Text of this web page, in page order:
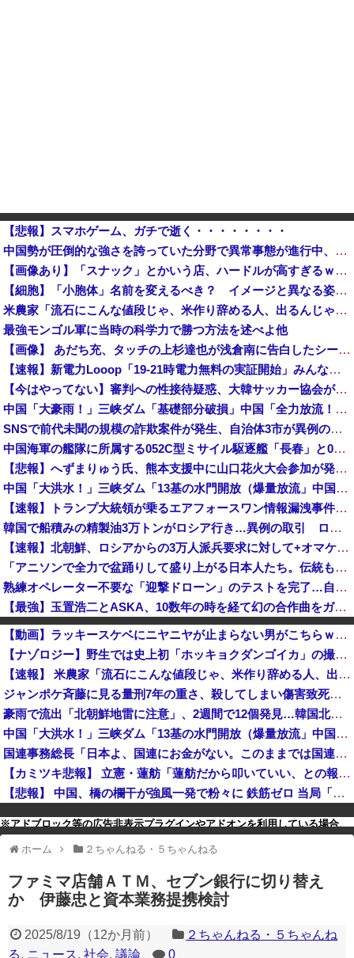
【悲報】スマホゲーム、ガチで逝く・・・・・・・・
中国勢が圧倒的な強さを誇っていた分野で異常事態が進行中、日本勢が3人も準決勝に進む一方で中国勢が……
【画像あり】「スナック」とかいう店、ハードルが高すぎるｗｗｗｗｗｗｗ
【細胞】「小胞体」名前を変えるべき？ イメージと異なる姿、「理解に支障」
米農家「流石にこんな値段じゃ、米作り辞める人、出るんじゃないかなあ？？」
最強モンゴル軍に当時の科学力で勝つ方法を述べよ他
【画像】 あだち充、タッチの上杉達也が浅倉南に告白したシーンを完全再現ｗｗｗｗｗｗｗ
【速報】新電力Looop「19-21時電力無料の実証開始」みんなこれにするじゃん、電力会社の勢力図が変わるか
【今はやってない】審判への性接待疑惑、大韓サッカー協会が声明「現在は一切発生していない」「世界中のサッカー界関係者の皆さんにお詫び」
中国「大豪雨！」三峡ダム「基礎部分破損」中国「全力放流！」台風13号「中国上陸予測」台風15号「中国接近（画像」中国「台風同時上陸！（穀物生産が...
SNSで前代未聞の規模の詐欺案件が発生、自治体3市が異例の声明を発表して事実関係を全否定
中国海軍の艦隊に所属する052C型ミサイル駆逐艦「長春」と052D型「厦門」が編隊航行訓練！
【悲報】へずまりゅう氏、熊本支援中に山口花火大会参加が発覚し批判殺到「揚げ足取りに必死な方がいるのでお答えします！」 → ｗｗｗｗｗｗｗｗｗｗｗ...
中国「大洪水！」三峡ダム「13基の水門開放（爆量放流」中国都市「三峡上流で豪雨！（三峡下流で水害」長江と黄河「同時氾濫危機」台風13号「中国本土...
【速報】トランプ大統領が乗るエアフォースワン情報漏洩事件、流出元はバイデン政権の空軍長官と判明「アクセス権を取り消す」
韓国で船積みの精製油3万トンがロシア行き…異例の取引 ロイター報道 [8/8]
【速報】北朝鮮、ロシアからの3万人派兵要求に対して+オマケ付きで5万人派兵+弾道40発！
「アニソンで全力で盆踊りして盛り上がる日本人たち。伝統もオタクもこの熱量、素晴らしい」→女さんブチギレ「これを見て『日本の品格が落ちた』と思いま...
熟練オペレーター不要な「迎撃ドローン」のテストを完了…自らが目標を追尾する映像公開！
【最強】玉置浩二とASKA、10数年の時を経て幻の合作曲をガチリリースへ
経済紙「旅行しなくなった日本人。その原因は・・・」→ネット民、総ツッコミで“真の原因”を突き付ける
「注文キャンセルしました。身分証を提出してください」とAmazonから突然のメール、怪しすぎるのでカスタマーに確認したら……
高市総理「物価上昇を上回る賃上げを日本に定着させる」国家公務員月給3.51％増へ 地方公務員も追随する見通し
【動画】ラッキースケベにニヤニヤが止まらない男がこちらｗｗｗｗｗｗｗｗｗｗｗｗｗｗｗｗｗｗ
【ナゾロジー】野生では史上初「ホッキョクダンゴイカ」の撮影に成功
【速報】 米農家「流石にこんな値段じゃ、米作り辞める人、出るんじゃないかなあ？？」
ジャンポケ斉藤に見る量刑7年の重さ、殺してしまい傷害致死罪を狙う方が量刑的には軽いと話題
豪雨で流出「北朝鮮地雷に注意」、2週間で12個発見…韓国北西部！
中国「大洪水！」三峡ダム「13基の水門開放（爆量放流」中国都市「三峡上流で豪雨！（三峡下流で水害」長江と黄河「同時氾濫危機」台風13号「中国本土上陸（画像」→
国連事務総長「日本よ、国連にお金がない。このままでは国連が完全崩壊する。助けろ」
【カミツキ悲報】 立憲・蓮舫「蓮舫だから叩いていい、との報道に何度も向き合ってきました」→ツッコミ殺到
【悲報】 中国、橋の欄干が強風一発で粉々に 鉄筋ゼロ 当局「接着剤でくっつけただけ」「正常で、品質問題はない」
※アドブロック等の広告非表示プラグインやアドオンを利用している場合、
一部のコンテンツが表示されなくなったり、サイト全体のレイアウトが崩れ
たりする場合があります。
ホーム ２ちゃんねる・５ちゃんねる
ファミマ店舗ＡＴＭ、セブン銀行に切り替え
か 伊藤忠と資本業務提携検討
2025/8/19 （12か月前）
２ちゃんねる・５ちゃんね
る, ニュース, 社会, 議論 0